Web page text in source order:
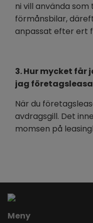
ni vill använda
förmånsbilar,
anpassat efter ert
3. Hur mycket får
jag
När du
avdragsgill. Det
momsen på
Meny